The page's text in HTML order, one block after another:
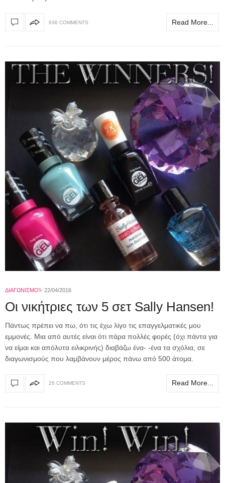
836 COMMENTS Read More...
ΔΙΑΓΩΝΙΣΜΟΊ 22/04/2016
Οι νικήτριες των 5 σετ Sally Hansen!
Πάντως πρέπει να πω, ότι τις έχω λίγο τις επαγγελματικές μου
εμμονές. Μια από αυτές είναι ότι πάρα πολλές φορές (όχι πάντα για
να είμαι και απόλυτα ειλικρινής) διαβάζω ένα- -ένα τα σχόλια, σε
διαγωνισμούς που λαμβάνουν μέρος πάνω από 500 άτομα.
26 COMMENTS Read More...